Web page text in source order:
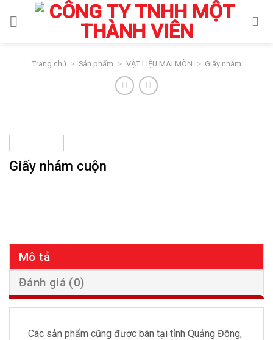
Trang chủ > Sản phẩm > VẬT LIỆU MÀI MÒN > Giấy nhám
Giấy nhám cuộn
Mô tả
Đánh giá (0)
Các sản phẩm cũng được bán tại tỉnh Quảng Đông,